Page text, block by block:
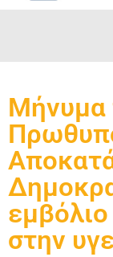
Μήνυμα
στην